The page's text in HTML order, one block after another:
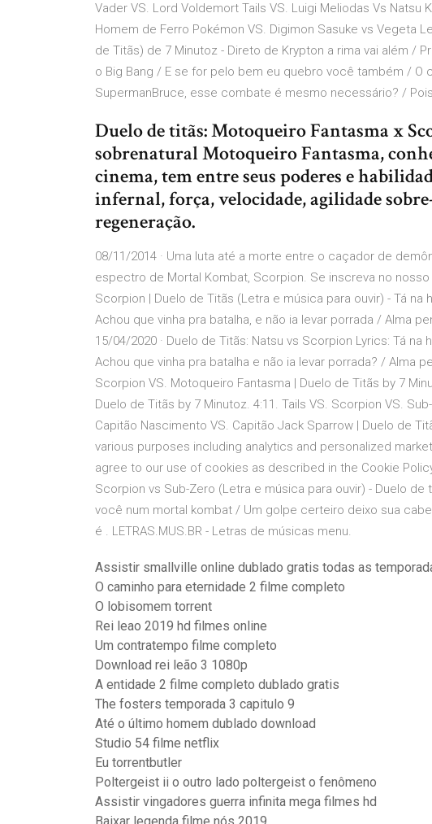
Vader VS. Lord Voldemort Tails VS. Luigi Meliodas Vs Natsu
Homem de Ferro Pokémon VS. Digimon Sasuke vs Vegeta
de Titãs) de 7 Minutoz - Direto de Krypton a rima vai além /
o Big Bang / E se for pelo bem eu quebro você também / O
SupermanBruce, esse combate é mesmo necessário? /
Duelo de titãs: Motoqueiro Fantasma x
sobrenatural Motoqueiro Fantasma,
cinema, tem entre seus poderes e
infernal, força, velocidade, agilidade
regeneração.
08/11/2014 · Uma luta até a morte entre o caçador de
espectro de Mortal Kombat, Scorpion. Se inscreva no nosso
Scorpion | Duelo de Titãs (Letra e música para ouvir) - Tá
Achou que vinha pra batalha, e não ia levar porrada / Alma
15/04/2020 · Duelo de Titãs: Natsu vs Scorpion Lyrics: Tá
Achou que vinha pra batalha e não ia levar porrada? / Alma
Scorpion VS. Motoqueiro Fantasma | Duelo de Titãs by 7
Duelo de Titãs by 7 Minutoz. 4:11. Tails VS. Scorpion VS.
Capitão Nascimento VS. Capitão Jack Sparrow | Duelo de
various purposes including analytics and personalized
agree to our use of cookies as described in the Cookie
Scorpion vs Sub-Zero (Letra e música para ouvir) - Duelo
você num mortal kombat / Um golpe certeiro deixo sua
é . LETRAS.MUS.BR - Letras de músicas menu.
Assistir smallville online dublado gratis todas as
O caminho para eternidade 2 filme completo
O lobisomem torrent
Rei leao 2019 hd filmes online
Um contratempo filme completo
Download rei leão 3 1080p
A entidade 2 filme completo dublado gratis
The fosters temporada 3 capitulo 9
Até o último homem dublado download
Studio 54 filme netflix
Eu torrentbutler
Poltergeist ii o outro lado poltergeist o fenômeno
Assistir vingadores guerra infinita mega filmes hd